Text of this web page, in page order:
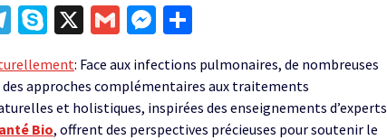
Telegram
Skype
X GmailMessenger
: Face aux infections pulmonaires, de nombreuses
des approches complémentaires aux traitements
et holistiques, inspirées des enseignements d’experts
Bio, offrent des perspectives précieuses pour soutenir le